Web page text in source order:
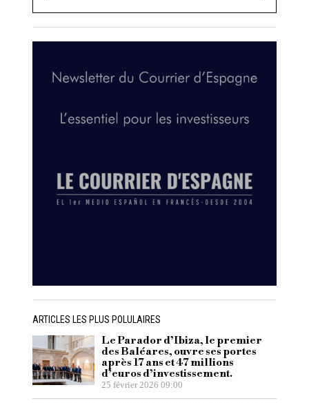
ARTICLES LES PLUS POLULAIRES
Le Parador d’Ibiza, le premier
des Baléares, ouvre ses portes
après 17 ans et 47 millions
d’euros d’investissement.
25 février 2026 09:00